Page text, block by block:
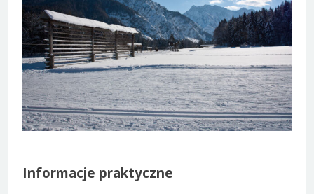
Informacje praktyczne